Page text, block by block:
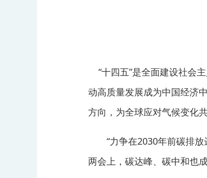
“十四五”是全面建设社会
动高质量发展成为中国经济
方向，为全球应对气候变化
“力争在2030年前碳排放
两会上，碳达峰、碳中和也